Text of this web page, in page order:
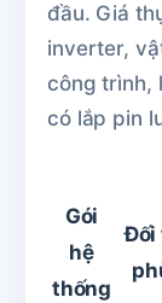
đầu. Giá
inverter,
công trình,
có lắp pin
Gói
hệ
thống
Đối